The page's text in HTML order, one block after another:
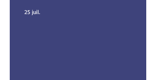
25 juil.